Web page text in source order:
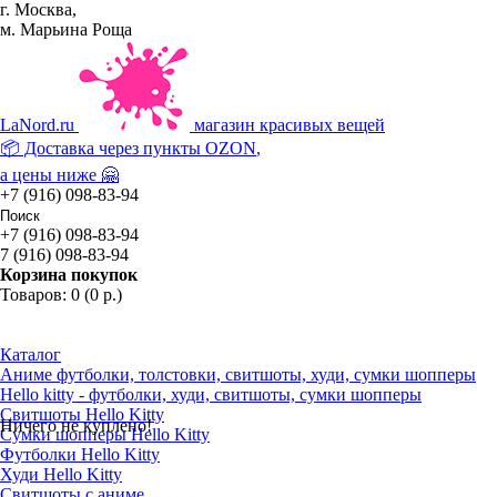
г. Москва,
м. Марьина Роща
LaNord.ru
магазин красивых вещей
📦 Доставка через пункты OZON,
а цены ниже 🤗
+7 (916) 098-83-94
+7 (916) 098-83-94
7 (916) 098-83-94
Корзина покупок
Товаров: 0 (0 р.)
Ничего не куплено!
Каталог
Аниме футболки, толстовки, свитшоты, худи, сумки шопперы
Hello kitty - футболки, худи, свитшоты, сумки шопперы
Свитшоты Hello Kitty
Сумки шопперы Hello Kitty
Футболки Hello Kitty
Худи Hello Kitty